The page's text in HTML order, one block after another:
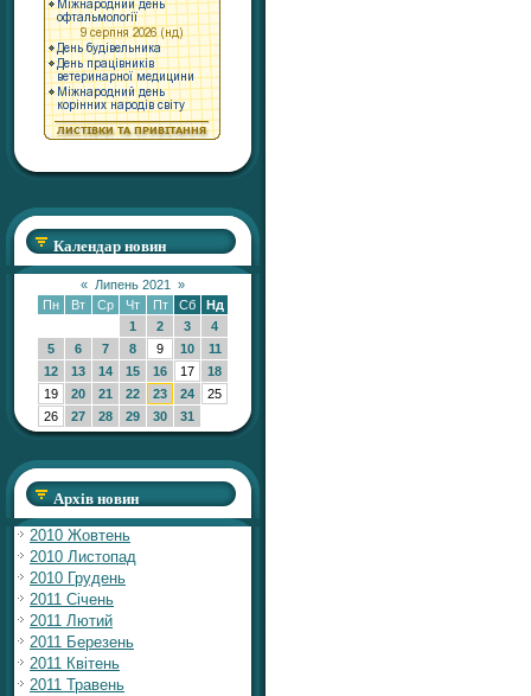
Календар новин
« Липень 2021
»
Пн
Вт Ср Чт Пт Сб
Нд
1
2 3
4
5
6 7 8 9 10
11
12
13 14 15 16 17
18
19
20 21 22 23 24
25
26
27 28 29 30 31
Архів новин
2010 Жовтень
2010 Листопад
2010 Грудень
2011 Січень
2011 Лютий
2011 Березень
2011 Квітень
2011 Травень